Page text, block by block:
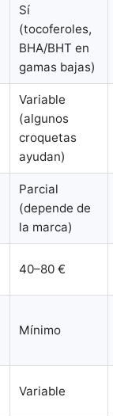
Sí
(tocoferoles,
BHA/BHT en
gamas bajas)
Variable
(algunos
croquetas
ayudan)
Parcial
(depende de
la marca)
40–80 €
Mínimo
Variable